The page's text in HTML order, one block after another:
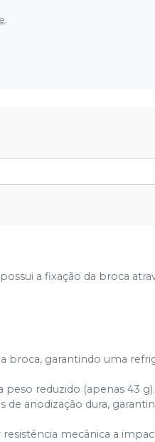
.
a fixação da broca
broca, garantindo uma
reduzido (apenas 43 g).
anodização dura,
mecânica a